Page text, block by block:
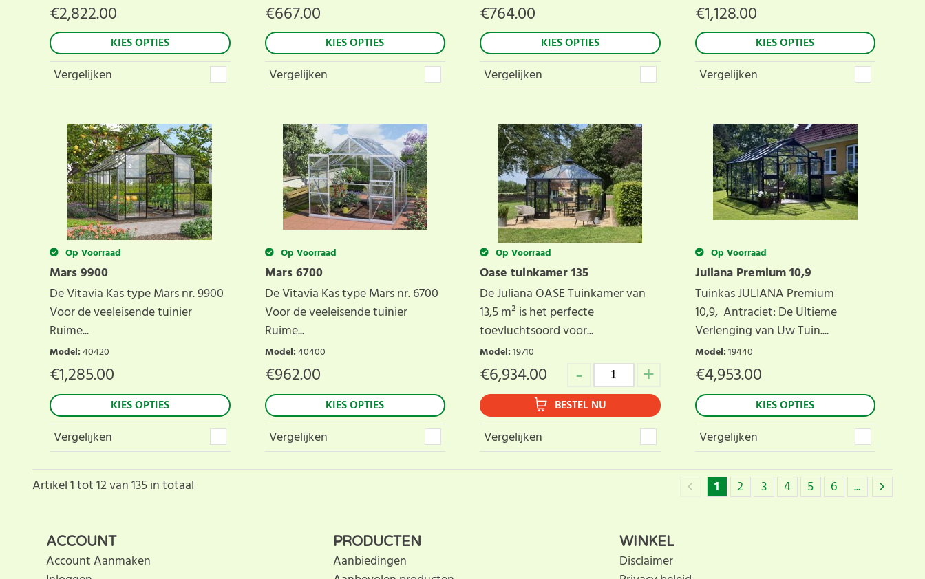
€2,822.00
KIES OPTIES
Vergelijken
€667.00
KIES OPTIES
Vergelijken
€764.00
KIES OPTIES
Vergelijken
€1,128.00
KIES OPTIES
Vergelijken
Op Voorraad
Mars 9900
De Vitavia Kas type Mars nr. 9900
Voor de veeleisende tuinier
Ruime...
Model:40420
€1,285.00
KIES OPTIES
Vergelijken
Op Voorraad
Mars 6700
De Vitavia Kas type Mars nr. 6700
Voor de veeleisende tuinier
Ruime...
Model:40400
€962.00
KIES OPTIES
Vergelijken
Op Voorraad
Oase tuinkamer 135
De Juliana OASE Tuinkamer van
13,5 m² is het perfecte
toevluchtsoord voor...
Model:19710
€6,934.00
BESTEL NU
Vergelijken
Op Voorraad
Juliana Premium 10,9
Tuinkas JULIANA Premium
10,9, Antraciet: De Ultieme
Verlenging van Uw Tuin....
Model:19440
€4,953.00
KIES OPTIES
Vergelijken
Artikel1tot12van135in totaal 1 2 3 4 5 6 ...
ACCOUNT
Account Aanmaken
PRODUCTEN
Aanbiedingen
WINKEL
Disclaimer